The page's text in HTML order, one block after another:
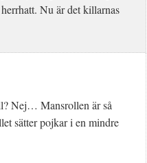
Nu är det killarnas
Nej… Mansrollen är så
sätter pojkar i en mindre